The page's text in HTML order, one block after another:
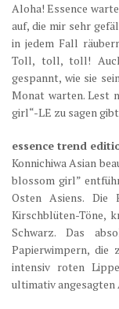
Aloha! Essence
auf, die mir sehr
in jedem Fall
Toll, toll, toll!
gespannt, wie sie
Monat warten. Lest
girl“-LE zu sagen
essence trend
Konnichiwa Asian
blossom girl”
Osten Asiens.
Kirschblüten-Töne,
Schwarz. Das
Papierwimpern, die
intensiv roten
ultimativ